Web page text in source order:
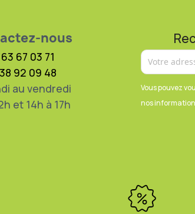
nous
67 03 71
92 09 48
au vendredi
et 14h à 17h
Vous pouvez
nos